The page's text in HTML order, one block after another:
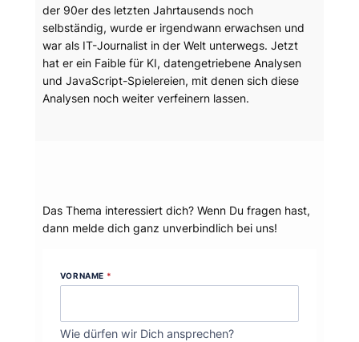
der 90er des letzten Jahrtausends noch
selbständig, wurde er irgendwann erwachsen und
war als IT-Journalist in der Welt unterwegs. Jetzt
hat er ein Faible für KI, datengetriebene Analysen
und JavaScript-Spielereien, mit denen sich diese
Analysen noch weiter verfeinern lassen.
Das Thema interessiert dich? Wenn Du fragen hast,
dann melde dich ganz unverbindlich bei uns!
VORNAME *
Wie dürfen wir Dich ansprechen?